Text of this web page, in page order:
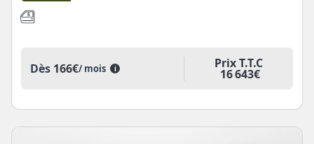
Dès 166€/ mois i Prix T.T.C
16 643€